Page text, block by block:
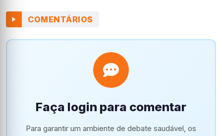
COMENTÁRIOS
Faça login para comentar
Para garantir um ambiente de debate saudável, os